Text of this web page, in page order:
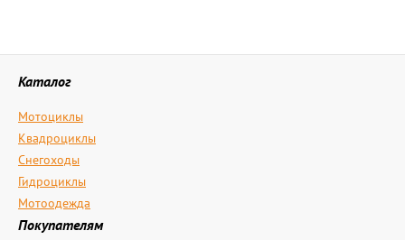
Каталог
Мотоциклы
Квадроциклы
Снегоходы
Гидроциклы
Мотоодежда
Покупателям